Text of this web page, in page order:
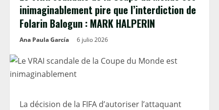
inimaginablement pire que l’interdiction de
Folarin Balogun : MARK HALPERIN
Ana Paula García 6 julio 2026
La décision de la FIFA d’autoriser l’attaquant